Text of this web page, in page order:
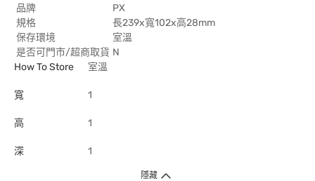
品牌
PX
規格
長239x寬102x高28mm
保存環境
室溫
是否可門市/超商取貨 N
How To Store
室溫
寬 1
高 1
深 1
隱藏